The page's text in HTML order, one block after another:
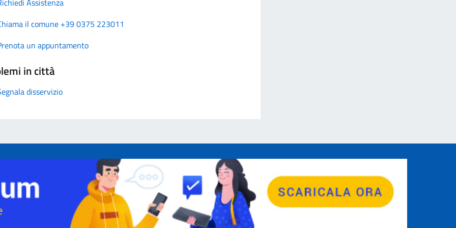
il comune +39 0375 223011
un appuntamento
in città
disservizio